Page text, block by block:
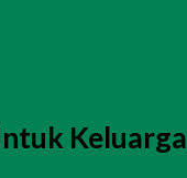
Keluarga